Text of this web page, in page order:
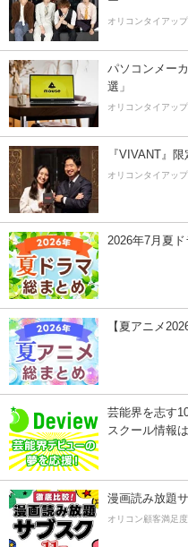
オリコンタイアッ
パソコンメー
選」
オリコンタイアッ
『VIVANT』
オリコンタイアッ
2026年7月夏
【夏アニメ
芸能界を志す
スクール情報
漫画読み放題
オリコン顧客満足